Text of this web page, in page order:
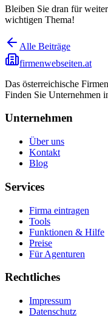
Bleiben Sie dran für
wichtigen Thema!
Alle Beiträge
firmenwebseiten.at
Das österreichische
Finden Sie Unternehmen
Unternehmen
Über uns
Kontakt
Blog
Services
Firma eintragen
Tools
Funktionen & Hilfe
Preise
Für Agenturen
Rechtliches
Impressum
Datenschutz